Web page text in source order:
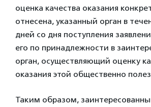
оценка качества оказания
отнесена, указанный орган в
дней со дня поступления
его по принадлежности в
орган, осуществляющий оценку
оказания этой общественно
Таким образом,